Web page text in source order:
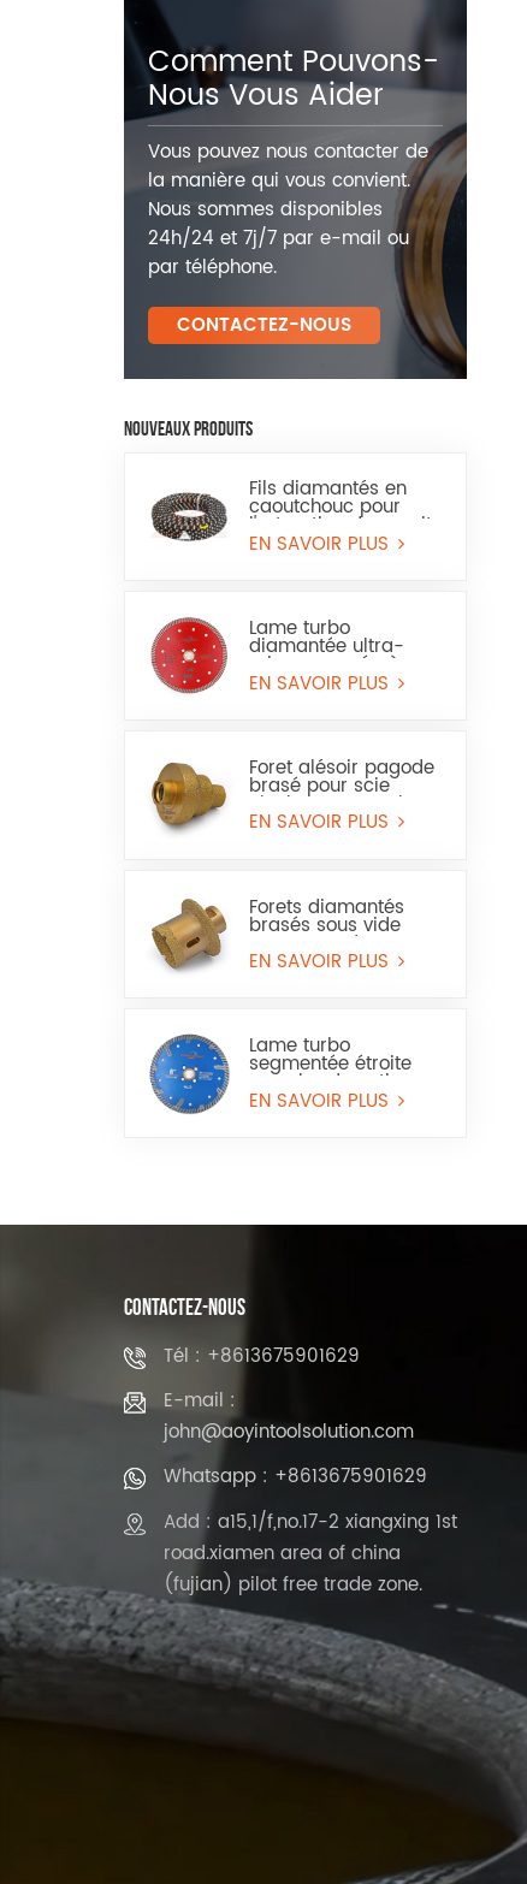
Comment Pouvons-
Nous Vous Aider
Vous pouvez nous contacter de
la manière qui vous convient.
Nous sommes disponibles
24h/24 et 7j/7 par e-mail ou
par téléphone.
CONTACTEZ-NOUS
NOUVEAUX PRODUITS
Fils diamantés en
caoutchouc pour
l'extraction du granit
et du grès
EN SAVOIR PLUS
Lame turbo
diamantée ultra-
mince pressée à
chaud pour granit et
EN SAVOIR PLUS
Foret alésoir pagode
brasé pour scie
cloche pour marbre
ou céramique
EN SAVOIR PLUS
Forets diamantés
brasés sous vide
pour trous de
carrelage, de marbre
EN SAVOIR PLUS
Lame turbo
segmentée étroite
avec bord continu
pour granit et pierre
EN SAVOIR PLUS
CONTACTEZ-NOUS
Tél : +8613675901629
E-mail :
john@aoyintoolsolution.com
Whatsapp : +8613675901629
Add : a15,1/f,no.17-2 xiangxing 1st
road.xiamen area of china
(fujian) pilot free trade zone.